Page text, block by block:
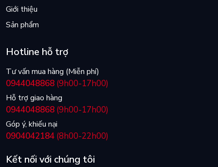
Giới thiệu
Sản phẩm
Hotline hỗ trợ
Tư vấn mua hàng (Miễn phí)
0944048868 (9h00-17h00)
Hỗ trợ giao hàng
0944048868 (9h00-17h00)
Góp ý, khiếu nại
0904042184 (8h00-22h00)
Kết nối với chúng tôi